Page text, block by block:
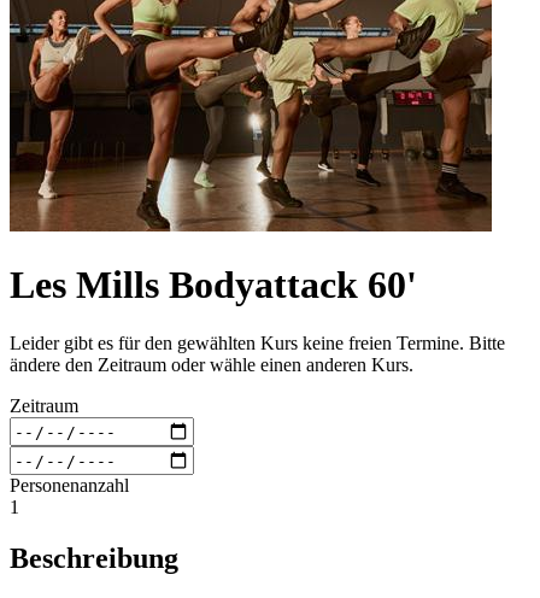
Les Mills Bodyattack 60'
Leider gibt es für den gewählten Kurs keine freien Termine. Bitte
ändere den Zeitraum oder wähle einen anderen Kurs.
Zeitraum
Personenanzahl
1
Beschreibung